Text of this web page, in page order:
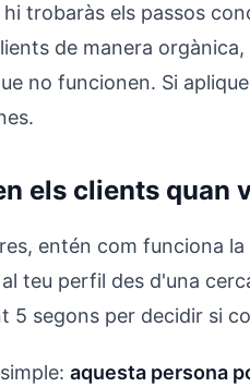
hi trobaràs els passos
de manera
no funcionen. Si
els clients quan
entén com funciona
teu perfil des d'una
5 segons per decidir si
aquesta persona